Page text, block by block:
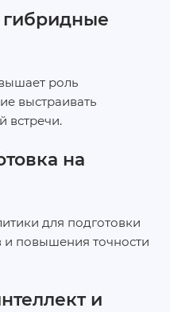
роль
выстраивать
встречи.
на
для подготовки
и повышения точности
и